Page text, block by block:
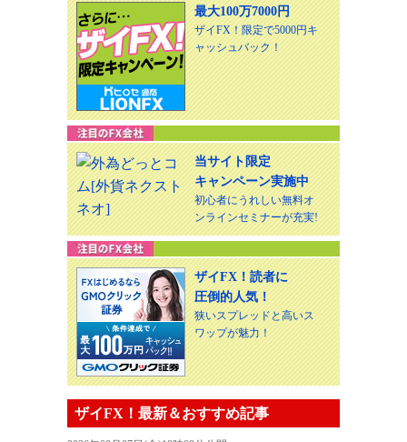
最大100万7000円
ザイFX！限定で5000円キ
ャッシュバック！
当サイト限定
キャンペーン実施中
初心者にうれしい無料オ
ンラインセミナーが充実!
ザイFX！読者に
圧倒的人気！
狭いスプレッドと高いス
ワップが魅力！
ザイFX！最新＆おすすめ記事